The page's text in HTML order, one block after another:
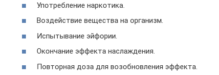
Употребление наркотика.
Воздействие вещества на организм.
Испытывание эйфории.
Окончание эффекта наслаждения.
Повторная доза для возобновления эффекта.